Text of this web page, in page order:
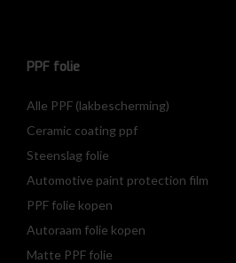
PPF folie
Alle PPF (lakbescherming)
Ceramic coating ppf
Steenslag folie
Automotive paint protection film
PPF folie kopen
Autoraam folie kopen
Matte PPF folie